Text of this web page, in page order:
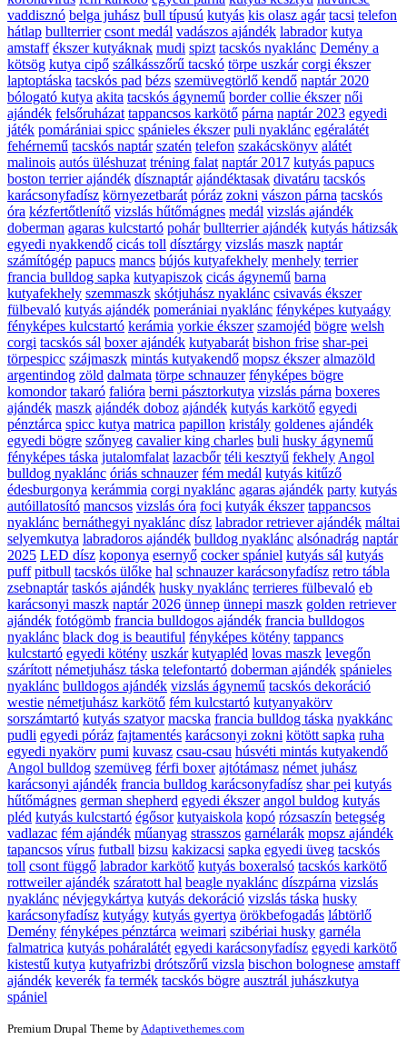
vaddisznó belga juhász bull típusú kutyás kis olasz agár tacsi telefon
hátlap bullterrier csont medál vadászos ajándék labrador kutya
amstaff ékszer kutyáknak mudi spizt tacskós nyaklánc Demény a
kötsög kutya cipő szálkásszőrű tacskó törpe uszkár corgi ékszer
laptoptáska tacskós pad bézs szemüvegtörlő kendő naptár 2020
bólogató kutya akita tacskós ágynemű border collie ékszer női
ajándék felsőruházat tappancsos karkötő párna naptár 2023 egyedi
játék pomárániai spicc spánieles ékszer puli nyaklánc egéralátét
fehérnemű tacskós naptár szatén telefon szakácskönyv alátét
malinois autós üléshuzat tréning falat naptár 2017 kutyás papucs
boston terrier ajándék dísznaptár ajándéktasak divatáru tacskós
karácsonyfadísz környezetbarát póráz zokni vászon párna tacskós
óra kézfertőtlenítő vizslás hűtőmágnes medál vizslás ajándék
doberman agaras kulcstartó pohár bullterrier ajándék kutyás hátizsák
egyedi nyakkendő cicás toll dísztárgy vizslás maszk naptár
számítógép papucs mancs bújós kutyafekhely menhely terrier
francia bulldog sapka kutyapiszok cicás ágynemű barna
kutyafekhely szemmaszk skótjuhász nyaklánc csivavás ékszer
fülbevaló kutyás ajándék pomerániai nyaklánc fényképes kutyaágy
fényképes kulcstartó kerámia yorkie ékszer szamojéd bögre welsh
corgi tacskós sál boxer ajándék kutyabarát bishon frise shar-pei
törpespicc szájmaszk mintás kutyakendő mopsz ékszer almazöld
argentindog zöld dalmata törpe schnauzer fényképes bögre
komondor takaró falióra berni pásztorkutya vizslás párna boxeres
ajándék maszk ajándék doboz ajándék kutyás karkötő egyedi
pénztárca spicc kutya matrica papillon kristály goldenes ajándék
egyedi bögre szőnyeg cavalier king charles buli husky ágynemű
fényképes táska jutalomfalat lazacbőr téli kesztyű fekhely Angol
bulldog nyaklánc óriás schnauzer fém medál kutyás kitűző
édesburgonya kerámmia corgi nyaklánc agaras ajándék party kutyás
autóillatosító mancsos vizslás óra foci kutyák ékszer tappancsos
nyaklánc bernáthegyi nyaklánc dísz labrador retriever ajándék máltai
selyemkutya labradoros ajándék bulldog nyaklánc alsónadrág naptár
2025 LED dísz koponya esernyő cocker spániel kutyás sál kutyás
puff pitbull tacskós ülőke hal schnauzer karácsonyfadísz retro tábla
zsebnaptár taskós ajándék husky nyaklánc terrieres fülbevaló eb
karácsonyi maszk naptár 2026 ünnep ünnepi maszk golden retriever
ajándék fotógömb francia bulldogos ajándék francia bulldogos
nyaklánc black dog is beautiful fényképes kötény tappancs
kulcstartó egyedi kötény uszkár kutyapléd lovas maszk levegőn
szárított németjuhász táska telefontartó doberman ajándék spánieles
nyaklánc bulldogos ajándék vizslás ágynemű tacskós dekoráció
westie németjuhász karkötő fém kulcstartó kutyanyakörv
sorszámtartó kutyás szatyor macska francia bulldog táska nyakkánc
pudli egyedi póráz fajtamentés karácsonyi zokni kötött sapka ruha
egyedi nyakörv pumi kuvasz csau-csau húsvéti mintás kutyakendő
Angol bulldog szemüveg férfi boxer ajtótámasz német juhász
karácsonyi ajándék francia bulldog karácsonyfadísz shar pei kutyás
hűtőmágnes german shepherd egyedi ékszer angol buldog kutyás
pléd kutyás kulcstartó égősor kutyaiskola kopó rózsaszín betegség
vadlazac fém ajándék műanyag strasszos garnélarák mopsz ajándék
tapancsos vírus futball bizsu kakizacsi sapka egyedi üveg tacskós
toll csont függő labrador karkötő kutyás boxeralsó tacskós karkötő
rottweiler ajándék száratott hal beagle nyaklánc díszpárna vizslás
nyaklánc névjegykártya kutyás dekoráció vizslás táska husky
karácsonyfadísz kutyágy kutyás gyertya örökbefogadás lábtörlő
Demény fényképes pénztárca weimari szibériai husky garnéla
falmatrica kutyás poháralátét egyedi karácsonyfadísz egyedi karkötő
kistestű kutya kutyafrizbi drótszőrű vizsla bischon bolognese amstaff
ajándék keverék fa termék tacskós bögre ausztrál juhászkutya
spániel
Premium Drupal Theme by Adaptivethemes.com